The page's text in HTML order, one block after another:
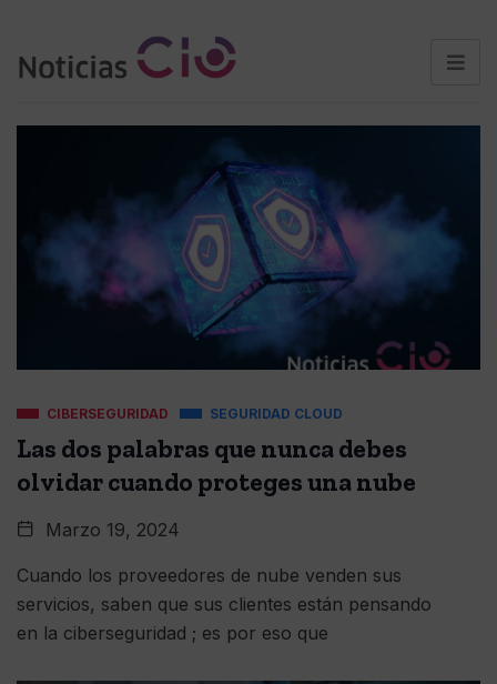
CIBERSEGURIDAD SEGURIDAD CLOUD
Las dos palabras que nunca debes
olvidar cuando proteges una nube
Marzo 19, 2024
Cuando los proveedores de nube venden sus
servicios, saben que sus clientes están pensando
en la ciberseguridad ; es por eso que